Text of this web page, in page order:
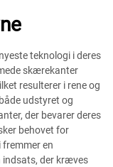
teknologi i deres
skærekanter
resulterer i rene og
udstyret og
der bevarer deres
behovet for
fremmer en
indsats, der kræves